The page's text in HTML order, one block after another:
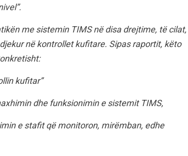
me sistemin TIMS në disa drejtime, të cilat,
në kontrollet kufitare. Sipas raportit, këto
kufitar”
dhe funksionimin e sistemit TIMS,
e stafit që monitoron, mirëmban, edhe